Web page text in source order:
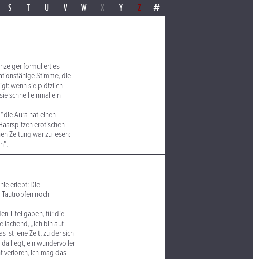
S T U V W X Y Z #
formuliert es
Stimme, die
wenn sie plötzlich
schnell einmal ein
Aura hat einen
erotischen
Zeitung war zu lesen:
erlebt: Die
noch
Titel gaben, für die
lachend, „ich bin auf
ist jene Zeit, zu der sich
liegt, ein wundervoller
verloren, ich mag das